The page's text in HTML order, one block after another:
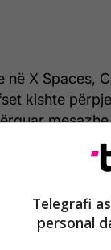
në X Spaces,
kishte
Telegrafi
personal